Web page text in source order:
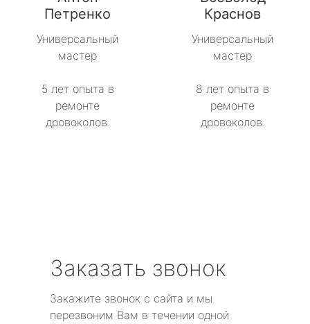
Петренко
Универсальный
мастер
5 лет опыта в
ремонте
дровоколов.
Краснов
Универсальный
мастер
8 лет опыта в
ремонте
дровоколов.
Заказать звонок
Закажите звонок с сайта и мы
перезвоним Вам в течении одной